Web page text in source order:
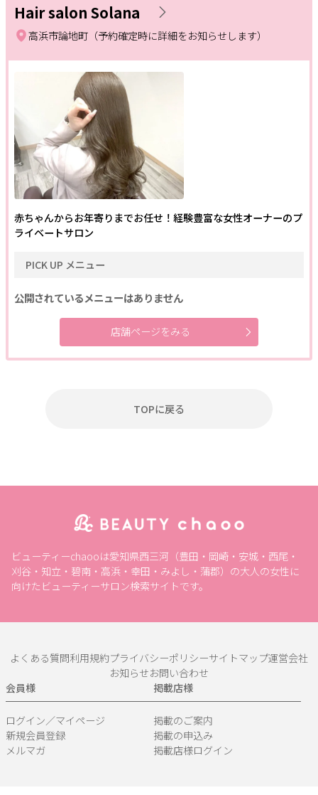
Hair salon Solana
高浜市論地町（予約確定時に詳細をお知らせします）
赤ちゃんからお年寄りまでお任せ！経験豊富な女性オーナーのプ
ライベートサロン
PICK UP メニュー
公開されているメニューはありません
店舗ページをみる
TOPに戻る
ビューティーchaooは愛知県西三河（豊田・岡崎・安城・西尾・
刈谷・知立・碧南・高浜・幸田・みよし・蒲郡）の大人の女性に
向けたビューティーサロン検索サイトです。
よくある質問利用規約プライバシーポリシーサイトマップ運営会社
お知らせお問い合わせ
会員様
ログイン／マイページ
新規会員登録
メルマガ
掲載店様
掲載のご案内
掲載の申込み
掲載店様ログイン